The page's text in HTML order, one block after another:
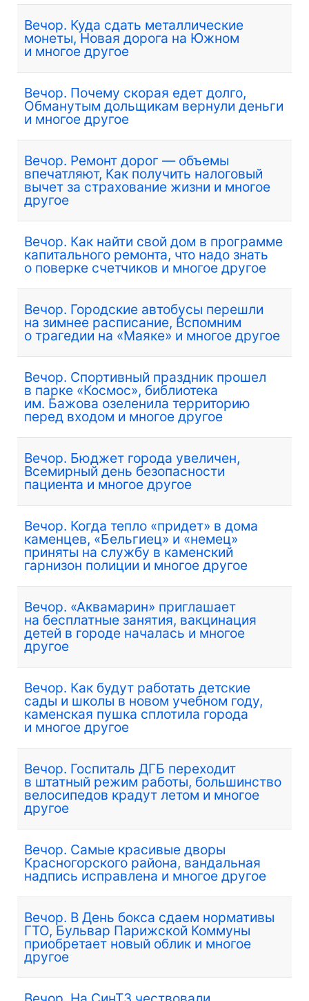
Вечор. Куда сдать металлические
монеты, Новая дорога на Южном
и многое другое
Вечор. Почему скорая едет долго,
Обманутым дольщикам вернули деньги
и многое другое
Вечор. Ремонт дорог — объемы
впечатляют, Как получить налоговый
вычет за страхование жизни и многое
другое
Вечор. Как найти свой дом в программе
капитального ремонта, что надо знать
о поверке счетчиков и многое другое
Вечор. Городские автобусы перешли
на зимнее расписание, Вспомним
о трагедии на «Маяке» и многое другое
Вечор. Спортивный праздник прошел
в парке «Космос», библиотека
им. Бажова озеленила территорию
перед входом и многое другое
Вечор. Бюджет города увеличен,
Всемирный день безопасности
пациента и многое другое
Вечор. Когда тепло «придет» в дома
каменцев, «Бельгиец» и «немец»
приняты на службу в каменский
гарнизон полиции и многое другое
Вечор. «Аквамарин» приглашает
на бесплатные занятия, вакцинация
детей в городе началась и многое
другое
Вечор. Как будут работать детские
сады и школы в новом учебном году,
каменская пушка сплотила города
и многое другое
Вечор. Госпиталь ДГБ переходит
в штатный режим работы, большинство
велосипедов крадут летом и многое
другое
Вечор. Самые красивые дворы
Красногорского района, вандальная
надпись исправлена и многое другое
Вечор. В День бокса сдаем нормативы
ГТО, Бульвар Парижской Коммуны
приобретает новый облик и многое
другое